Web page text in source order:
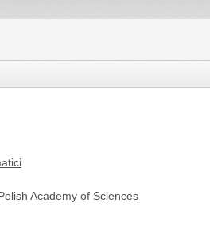
Academy of Sciences